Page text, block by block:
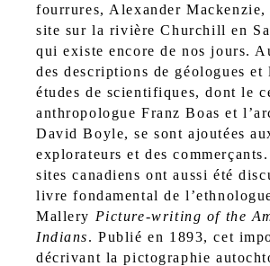
fourrures, Alexander Mackenzie,
site sur la rivière Churchill en
qui existe encore de nos jours.
des descriptions de géologues et
études de scientifiques, dont le
anthropologue Franz Boas et
David Boyle, se sont ajoutées
explorateurs et des
sites canadiens ont aussi été
livre fondamental de
Mallery Picture-writing of the
Indians. Publié en 1893, cet
décrivant la pictographie